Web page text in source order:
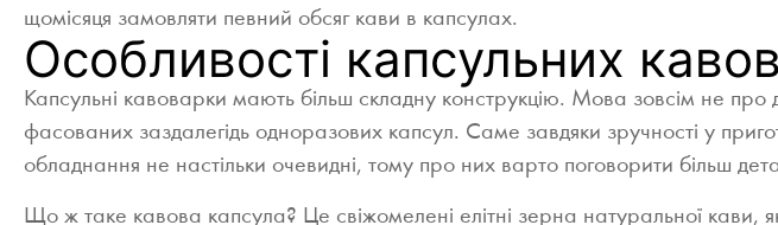
щомісяця замовляти певний обсяг кави в капсулах.
Особливості капсульних
Капсульні кавоварки мають більш складну конструкцію. Мова зовсім не
фасованих заздалегідь одноразових капсул. Саме завдяки зручності у
обладнання не настільки очевидні, тому про них варто поговорити більш
Що ж таке кавова капсула? Це свіжомелені елітні зерна натуральної кави,